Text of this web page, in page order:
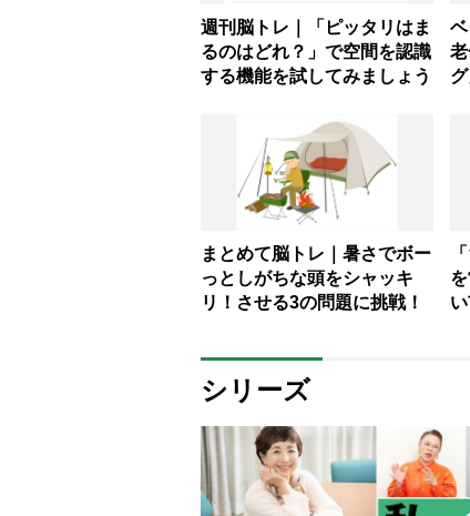
週刊脳トレ｜「ピッタリはま
るのはどれ？」で空間を認識
する機能を試してみましょう
まとめて脳トレ｜暑さでボー
っとしがちな頭をシャッキ
リ！させる3の問題に挑戦！
シリーズ